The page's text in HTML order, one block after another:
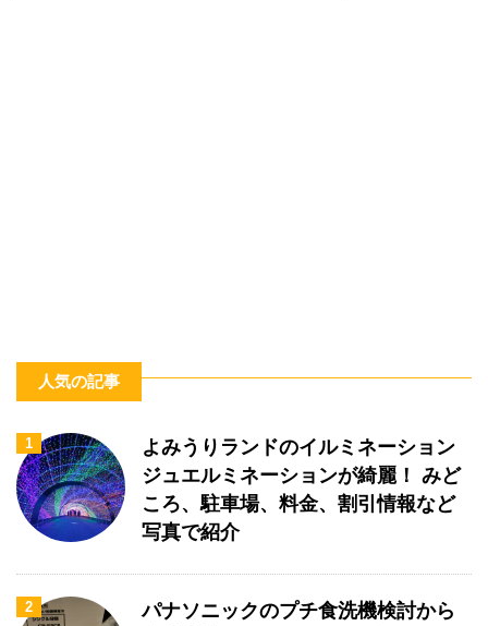
人気の記事
1
よみうりランドのイルミネーション
ジュエルミネーションが綺麗！ みど
ころ、駐車場、料金、割引情報など
写真で紹介
2
パナソニックのプチ食洗機検討から